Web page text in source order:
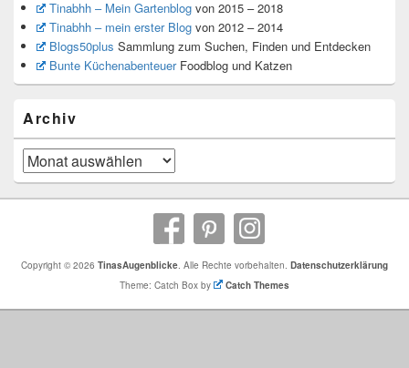
Tinabhh – Mein Gartenblogvon 2015 – 2018
Tinabhh – mein erster Blogvon 2012 – 2014
Blogs50plus Sammlung zum Suchen, Finden und Entdecken
Bunte KüchenabenteuerFoodblog und Katzen
Archiv
Archiv
Copyright © 2026 TinasAugenblicke . Alle Rechte vorbehalten. Datenschutzerklärung
Theme: Catch Box by
Catch Themes